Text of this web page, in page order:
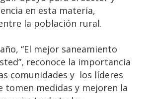
en esta materia,
la población rural.
“El mejor saneamiento
reconoce la importancia
comunidades y los líderes
tomen medidas y mejoren la